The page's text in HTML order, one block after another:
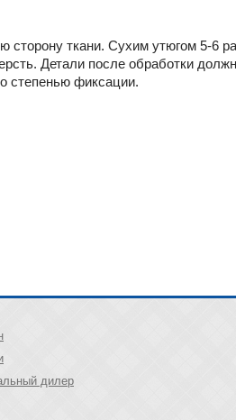
сторону ткани. Сухим утюгом 5-6
Детали после обработки
степенью фиксации.
дилер